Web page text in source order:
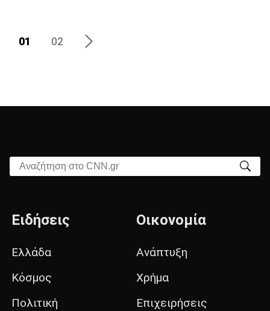
01 02
Αναζήτηση στο CNN.gr
Ειδήσεις
Ελλάδα
Κόσμος
Πολιτική
Οικονομία
Ανάπτυξη
Χρήμα
Επιχειρήσεις